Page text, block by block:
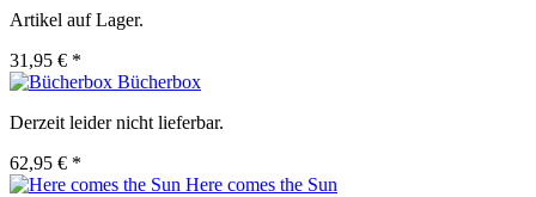
Artikel auf Lager.
31,95 € *
Bücherbox
Derzeit leider nicht lieferbar.
62,95 € *
Here comes the Sun